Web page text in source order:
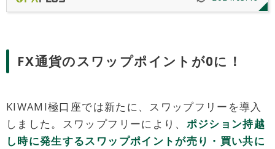
回のトレードあたりの必要証拠金が少なくなり、より少
FX通貨のスワップポイントが0に！
KIWAMI極口座では新たに、スワップフリーを導入
しました。スワップフリーにより、 ポジション持越
し時に発生するスワップポイントが売り・買い共に